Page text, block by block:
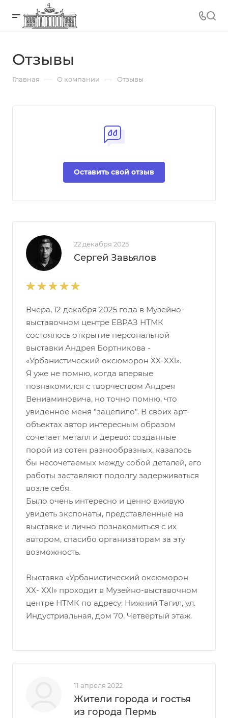
Отзывы
Главная — О компании — Отзывы
Оставить свой отзыв
22 декабря 2025
Сергей Завьялов
Вчера, 12 декабря 2025 года в Музейно-
выставочном центре ЕВРАЗ НТМК
состоялось открытие персональной
выставки Андрея Бортникова -
«Урбанистический оксюморон XX-XXl».
Я уже не помню, когда впервые
познакомился с творчеством Андрея
Вениаминовича, но точно помню, что
увиденное меня "зацепило". В своих арт-
объектах автор интересным образом
сочетает металл и дерево: созданные
порой из сотен разнообразных, казалось
бы несочетаемых между собой деталей, его
работы заставляют подолгу задерживаться
возле себя.
Было очень интересно и ценно вживую
увидеть экспонаты, представленные на
выставке и лично познакомиться с их
автором, спасибо организаторам за эту
возможность.
Выставка «Урбанистический оксюморон
ХХ- ХХl» проходит в Музейно-выставочном
центре НТМК по адресу: Нижний Тагил, ул.
Индустриальная, дом 70. Четвёртый этаж.
11 апреля 2022
Жители города и гостья
из города Пермь